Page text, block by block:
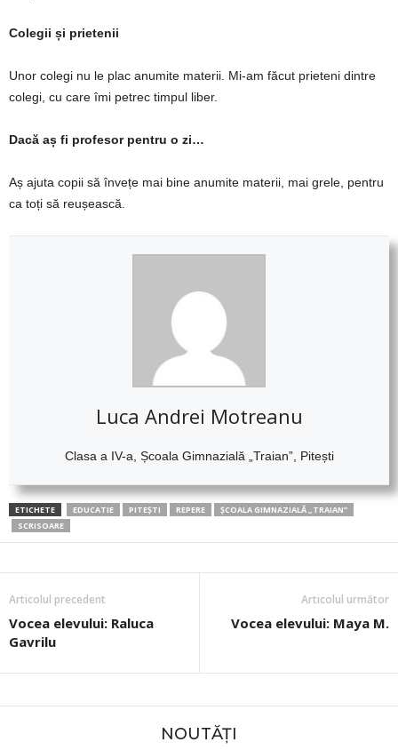
Colegii și prietenii
Unor colegi nu le plac anumite materii. Mi-am făcut prieteni dintre
colegi, cu care îmi petrec timpul liber.
Dacă aș fi profesor pentru o zi…
Aș ajuta copii să învețe mai bine anumite materii, mai grele, pentru
ca toți să reușească.
Luca Andrei Motreanu
Clasa a IV-a, Școala Gimnazială „Traian”, Pitești
ETICHETE EDUCATIE PITEȘTI REPERE
ȘCOALA GIMNAZIALĂ „TRAIAN”
SCRISOARE
Articolul precedent
Vocea elevului: Raluca
Gavrilu
Articolul următor
Vocea elevului: Maya M.
NOUTĂȚI